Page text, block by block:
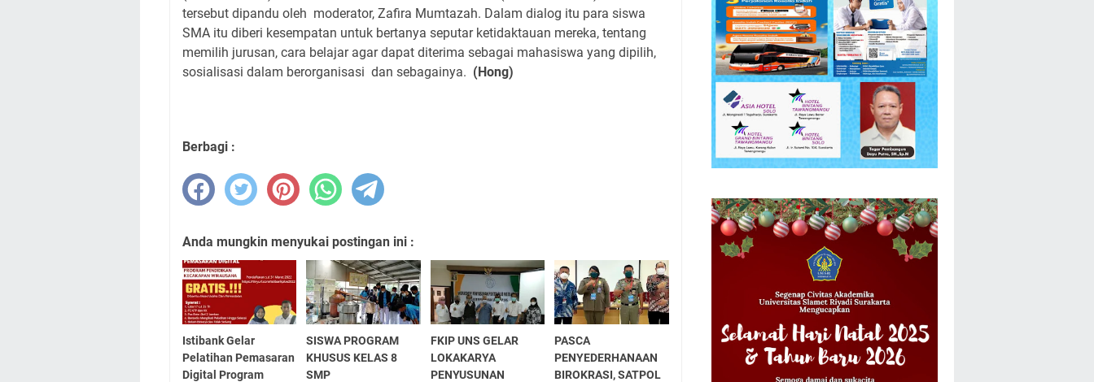
tersebut dipandu oleh moderator, Zafira Mumtazah. Dalam dialog itu para siswa
SMA itu diberi kesempatan untuk bertanya seputar ketidaktauan mereka, tentang
memilih jurusan, cara belajar agar dapat diterima sebagai mahasiswa yang dipilih,
sosialisasi dalam berorganisasi dan sebagainya. (Hong)
Berbagi :
Anda mungkin menyukai postingan ini :
Istibank Gelar
Pelatihan Pemasaran
Digital Program
SISWA PROGRAM
KHUSUS KELAS 8
SMP
FKIP UNS GELAR
LOKAKARYA
PENYUSUNAN
PASCA
PENYEDERHANAAN
BIROKRASI, SATPOL